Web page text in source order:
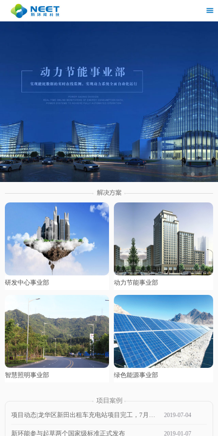
茶
研发中心事业部 动力节能事业部
智慧照明事业部 绿色能源事业部
2019-07-04
新环能参与起草两个国家级标准正式发布 2019-01-07